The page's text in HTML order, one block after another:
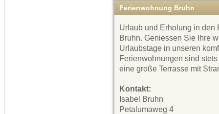
Ferienwohnung Bruhn
Urlaub und Erholung in den
Bruhn. Geniessen Sie Ihre
Urlaubstage in unseren
Ferienwohnungen sind
eine große Terrasse mit
Kontakt:
Isabel Bruhn
Petalumaweg 4